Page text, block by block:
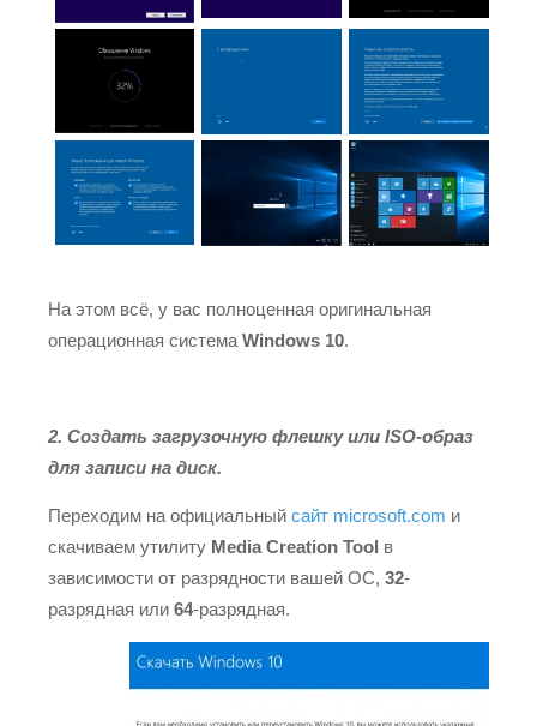
На этом всё, у вас полноценная оригинальная
операционная система Windows 10.
2. Создать загрузочную флешку или ISO-образ
для записи на диск.
Переходим на официальный сайт microsoft.com и
скачиваем утилиту Media Creation Tool в
зависимости от разрядности вашей ОС, 32-
разрядная или 64-разрядная.